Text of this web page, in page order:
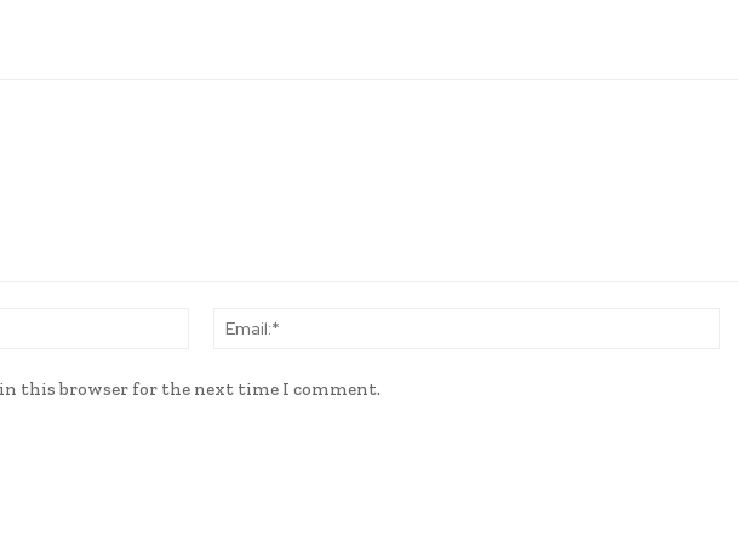
Name:*
in this browser for the next time I comment.